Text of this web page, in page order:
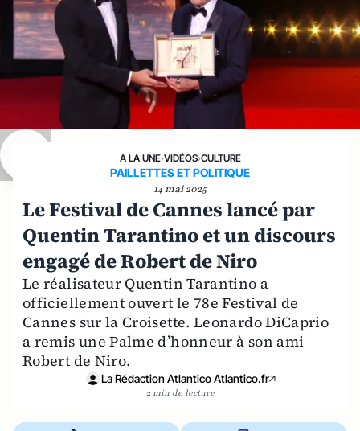
A LA UNE›VIDÉOS›CULTURE
PAILLETTES ET POLITIQUE
14 mai 2025
Le Festival de Cannes lancé par
Quentin Tarantino et un discours
engagé de Robert de Niro
Le réalisateur Quentin Tarantino a
officiellement ouvert le 78e Festival de
Cannes sur la Croisette. Leonardo DiCaprio
a remis une Palme d’honneur à son ami
Robert de Niro.
La Rédaction Atlantico Atlantico.fr
2 min de lecture